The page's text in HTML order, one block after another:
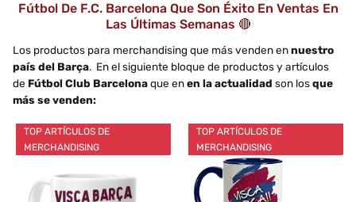
Fútbol De F.C. Barcelona Que Son Éxito En Ventas En
Las Últimas Semanas 🔴
Los productos para merchandising que más venden ennuestro
país del Barça. En el siguiente bloque de productos y artículos
de Fútbol Club Barcelonaque enen la actualidad son losque
más se venden:
TOP ARTÍCULOS DE
MERCHANDISING
TOP ARTÍCULOS DE
MERCHANDISING